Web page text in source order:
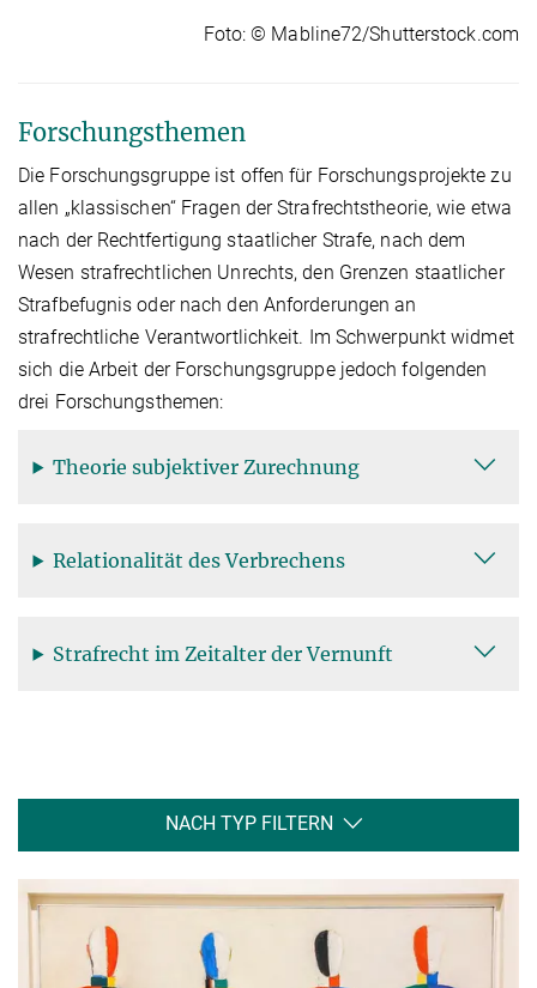
Foto: © Mabline72/Shutterstock.com
Forschungsthemen
Die Forschungsgruppe ist offen für Forschungsprojekte zu
allen „klassischen“ Fragen der Strafrechtstheorie, wie etwa
nach der Rechtfertigung staatlicher Strafe, nach dem
Wesen strafrechtlichen Unrechts, den Grenzen staat­li­cher
Straf­befugnis oder nach den Anforderungen an
strafrechtliche Verantwortlichkeit. Im Schwerpunkt widmet
sich die Arbeit der Forschungsgruppe jedoch folgenden
drei Forschungsthemen:
Theorie subjektiver Zurechnung
Relationalität des Verbrechens
Strafrecht im Zeitalter der Vernunft
NACH TYP FILTERN